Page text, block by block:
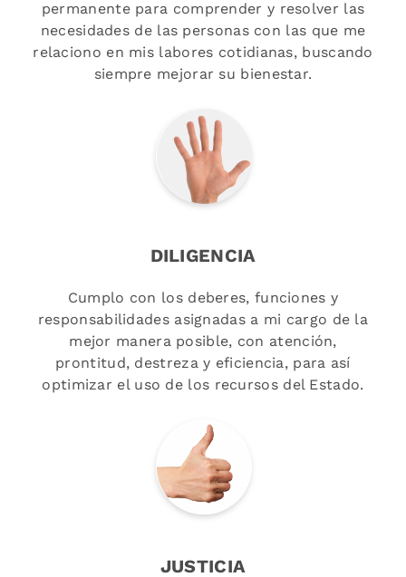
permanente para comprender y resolver las
necesidades de las personas con las que me
relaciono en mis labores cotidianas, buscando
siempre mejorar su bienestar.
DILIGENCIA
Cumplo con los deberes, funciones y
responsabilidades asignadas a mi cargo de la
mejor manera posible, con atención,
prontitud, destreza y eficiencia, para así
optimizar el uso de los recursos del Estado.
JUSTICIA